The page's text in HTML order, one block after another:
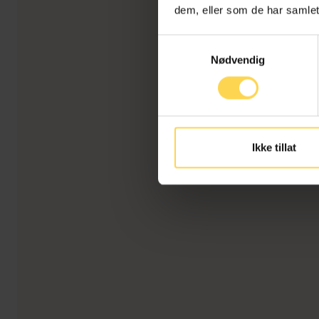
dem, eller som de har
Nødvendig
Ikke tillat